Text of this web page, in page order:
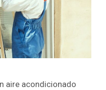
aire acondicionado